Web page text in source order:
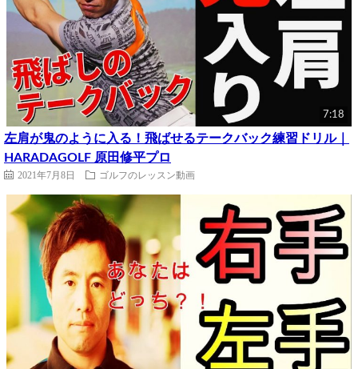
7:18
左肩が鬼のように入る！飛ばせるテークバック練習ドリル｜
HARADAGOLF 原田修平プロ
2021年7月8日 ゴルフのレッスン動画